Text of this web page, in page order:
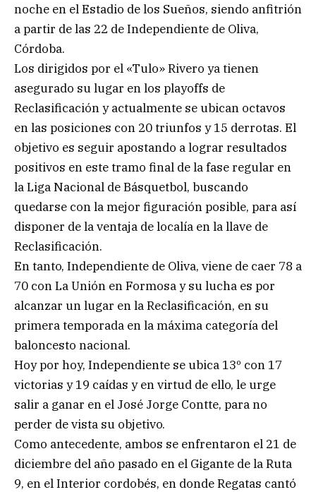
noche en el Estadio de los Sueños, siendo anfitrión
a partir de las 22 de Independiente de Oliva,
Córdoba.
Los dirigidos por el «Tulo» Rivero ya tienen
asegurado su lugar en los playoffs de
Reclasificación y actualmente se ubican octavos
en las posiciones con 20 triunfos y 15 derrotas. El
objetivo es seguir apostando a lograr resultados
positivos en este tramo final de la fase regular en
la Liga Nacional de Básquetbol, buscando
quedarse con la mejor figuración posible, para así
disponer de la ventaja de localía en la llave de
Reclasificación.
En tanto, Independiente de Oliva, viene de caer 78 a
70 con La Unión en Formosa y su lucha es por
alcanzar un lugar en la Reclasificación, en su
primera temporada en la máxima categoría del
baloncesto nacional.
Hoy por hoy, Independiente se ubica 13º con 17
victorias y 19 caídas y en virtud de ello, le urge
salir a ganar en el José Jorge Contte, para no
perder de vista su objetivo.
Como antecedente, ambos se enfrentaron el 21 de
diciembre del año pasado en el Gigante de la Ruta
9, en el Interior cordobés, en donde Regatas cantó